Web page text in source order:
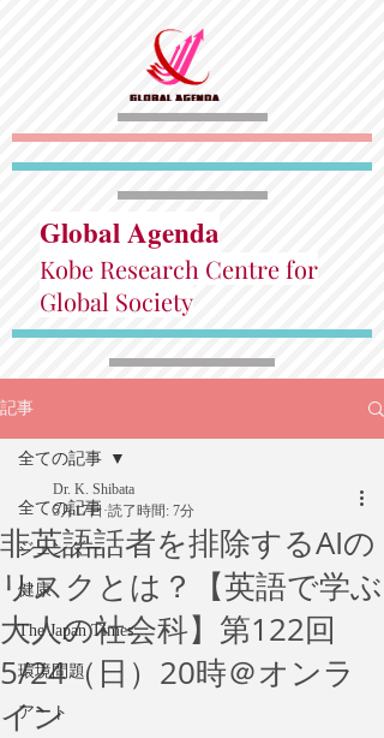
Global Agenda
Kobe Research Centre for
Global Society
記事
全ての記事
ジェンダー
健康
The Japan Times
環境問題
アート
全ての記事
非英語話者を排除するAIの
リスクとは？【英語で学ぶ
大人の社会科】第122回
5/24（日）20時＠オンラ
イン
Dr. K. Shibata
5月17日 読了時間: 7分